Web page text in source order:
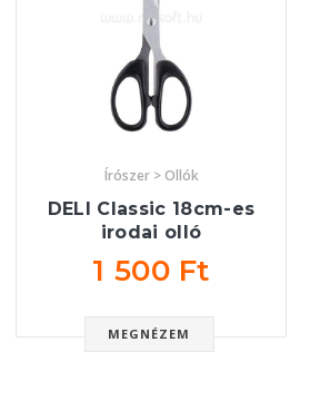
Írószer > Ollók
DELI Classic 18cm-es
irodai olló
1 500 Ft
MEGNÉZEM